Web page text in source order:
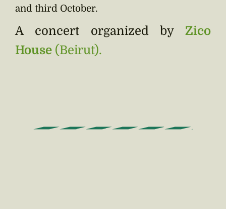
and third October.
A concert organized by Zico
House (Beirut).